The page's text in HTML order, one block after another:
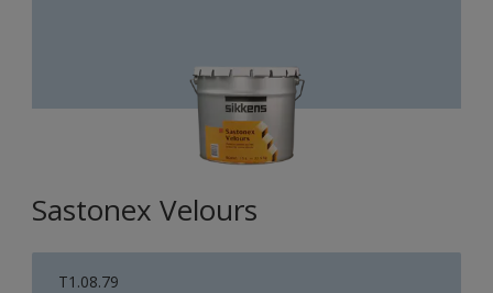
Sastonex Velours
T1.08.79